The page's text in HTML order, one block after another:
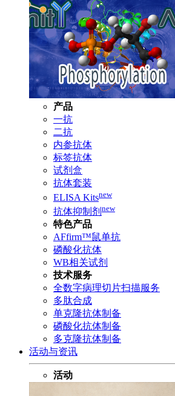
产品
一抗
二抗
内参抗体
标签抗体
试剂盒
抗体套装
ELISA Kitsnew
抗体抑制剂 new
特色产品
AFfirm™鼠单抗
磷酸化抗体
WB相关试剂
技术服务
全数字病理切片扫描服务
多肽合成
单克隆抗体制备
磷酸化抗体制备
多克隆抗体制备
活动与资讯
活动